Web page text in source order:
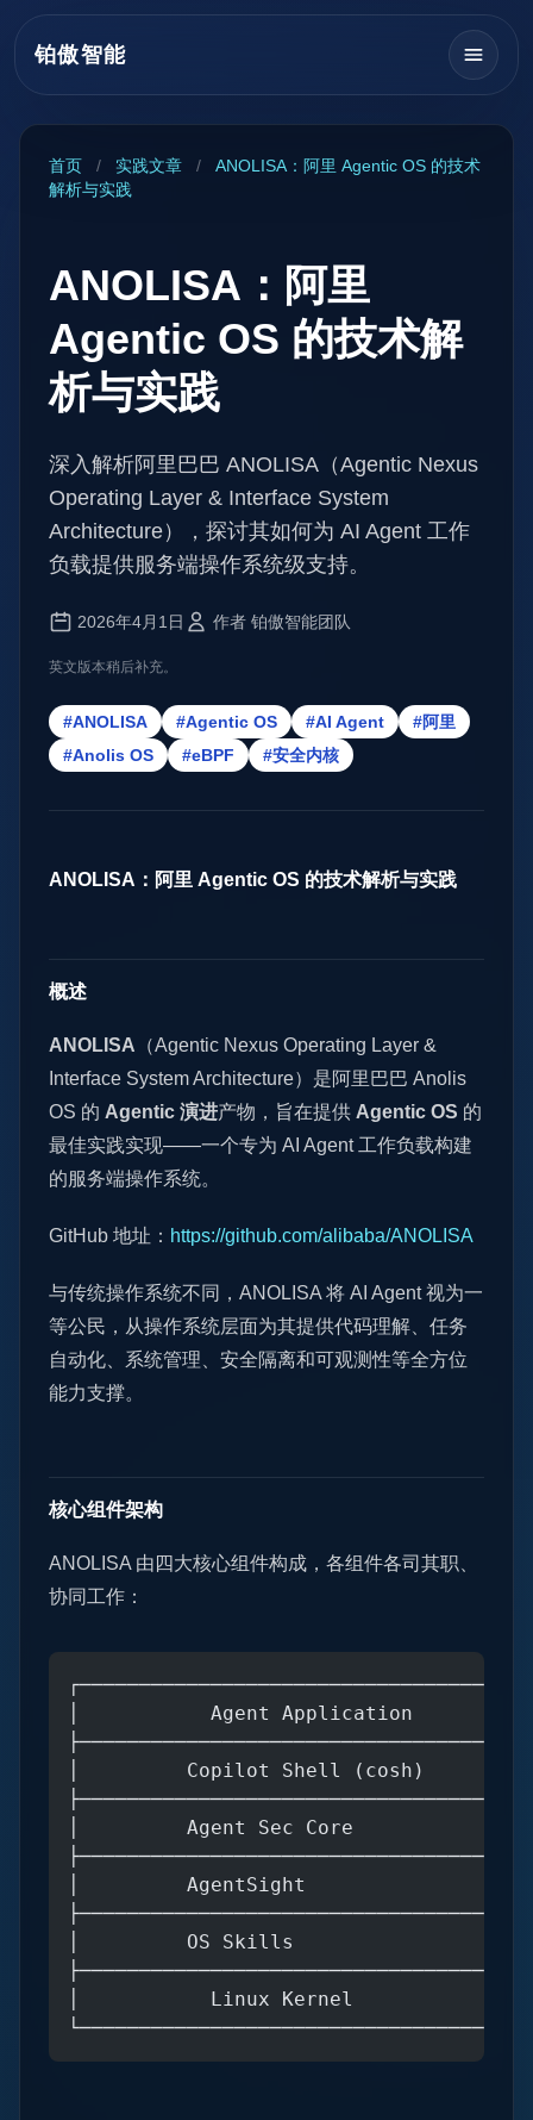
铂傲智能
首页 / 实践文章 /
ANOLISA：阿里 Agentic OS 的技术
解析与实践
ANOLISA：阿里
Agentic OS 的技术解
析与实践
深入解析阿里巴巴 ANOLISA（Agentic Nexus
Operating Layer & Interface System
Architecture），探讨其如何为 AI Agent 工作
负载提供服务端操作系统级支持。
2026年4月1日 作者 铂傲智能团队
英文版本稍后补充。
#ANOLISA #Agentic OS #AI Agent
#阿里
#Anolis OS
#eBPF #安全内核
ANOLISA：阿里 Agentic OS 的技术解析与实践
概述
ANOLISA （Agentic Nexus Operating Layer &
Interface System Architecture）是阿里巴巴 Anolis
OS 的 Agentic 演进产物，旨在提供 Agentic OS 的
最佳实践实现——一个专为 AI Agent 工作负载构建
的服务端操作系统。
GitHub 地址： https://github.com/alibaba/ANOLISA
与传统操作系统不同，ANOLISA 将 AI Agent 视为一
等公民，从操作系统层面为其提供代码理解、任务
自动化、系统管理、安全隔离和可观测性等全方位
能力支撑。
核心组件架构
ANOLISA 由四大核心组件构成，各组件各司其职、
协同工作：
│           Agent Application
│         Copilot Shell (cosh)         │
│         Agent Sec Core               │
│         AgentSight                   │
│         OS Skills                    │
│           Linux Kernel